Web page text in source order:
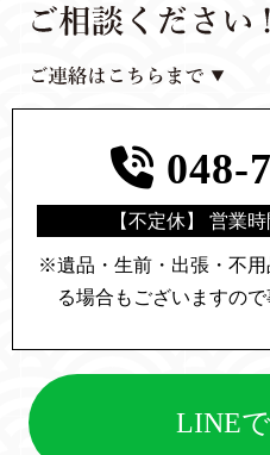
048-
【不定休】 営業
※遺品・生前・出張・不
る場合もございますので
LINE